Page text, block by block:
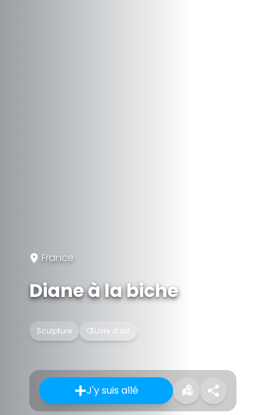
France
Diane à la biche
Sculpture Œuvre d’art
J'y suis allé